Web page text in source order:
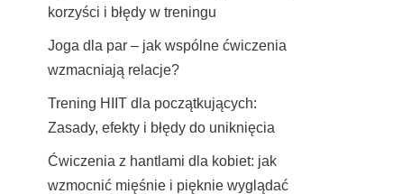
korzyści i błędy w treningu
Joga dla par – jak wspólne ćwiczenia
wzmacniają relacje?
Trening HIIT dla początkujących:
Zasady, efekty i błędy do uniknięcia
Ćwiczenia z hantlami dla kobiet: jak
wzmocnić mięśnie i pięknie wyglądać